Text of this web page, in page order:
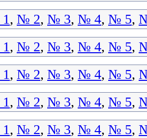
, № 2, № 3, № 4, № 5,
, № 2, № 3, № 4, № 5,
, № 2, № 3, № 4, № 5,
, № 2, № 3, № 4, № 5,
, № 2, № 3, № 4, № 5,